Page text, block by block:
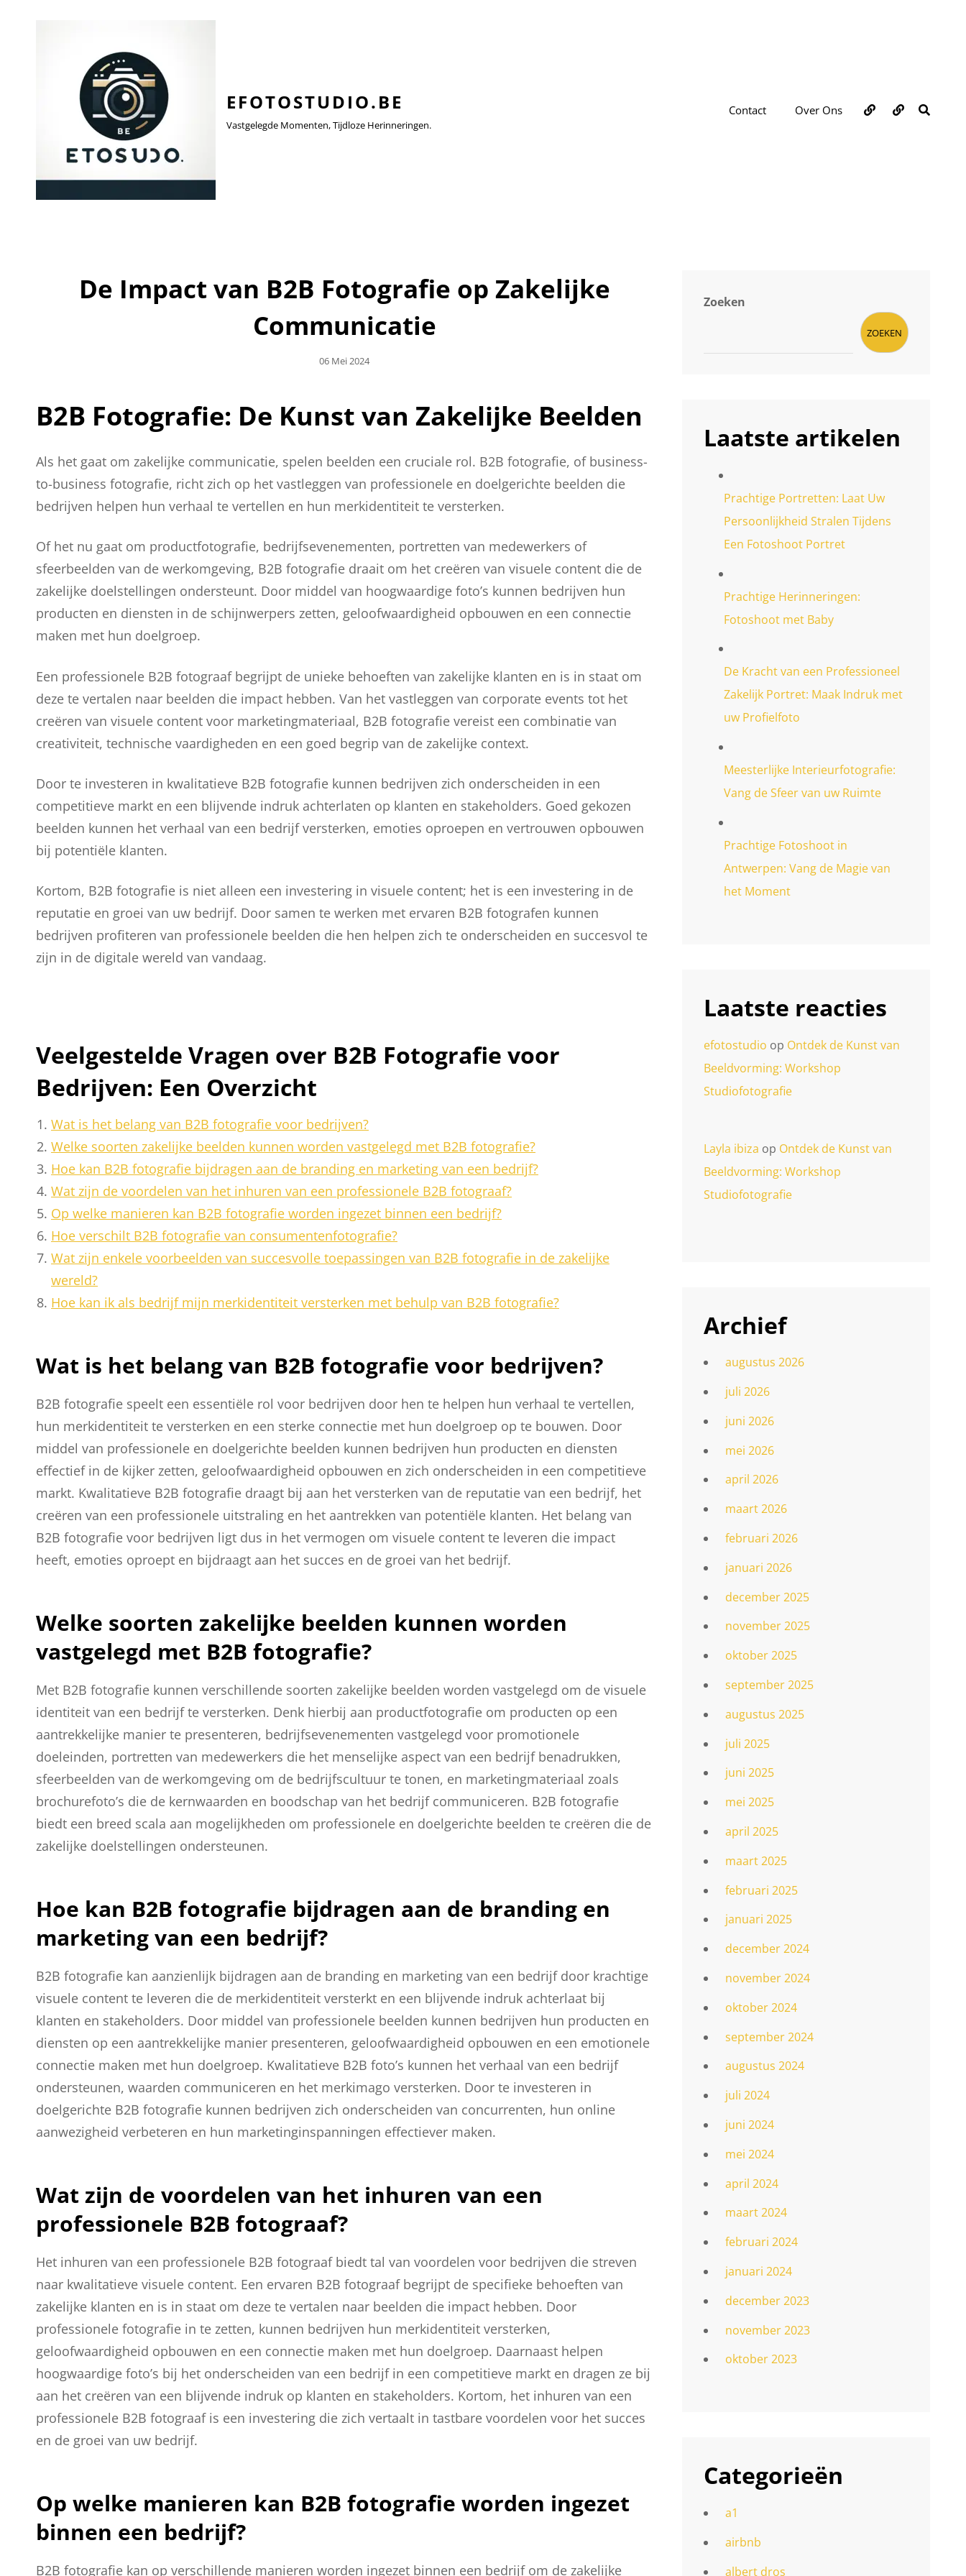
EFOTOSTUDIO.BE
Vastgelegde Momenten, Tijdloze Herinneringen.
Contact Over Ons Over
ons
Contact
De Impact van B2B Fotografie op Zakelijke
Communicatie
Geplaatst
06 Mei 2024
B2B Fotografie: De Kunst van Zakelijke Beelden
Als het gaat om zakelijke communicatie, spelen beelden een cruciale rol. B2B fotografie, of business-
to-business fotografie, richt zich op het vastleggen van professionele en doelgerichte beelden die
bedrijven helpen hun verhaal te vertellen en hun merkidentiteit te versterken.
Of het nu gaat om productfotografie, bedrijfsevenementen, portretten van medewerkers of
sfeerbeelden van de werkomgeving, B2B fotografie draait om het creëren van visuele content die de
zakelijke doelstellingen ondersteunt. Door middel van hoogwaardige foto’s kunnen bedrijven hun
producten en diensten in de schijnwerpers zetten, geloofwaardigheid opbouwen en een connectie
maken met hun doelgroep.
Een professionele B2B fotograaf begrijpt de unieke behoeften van zakelijke klanten en is in staat om
deze te vertalen naar beelden die impact hebben. Van het vastleggen van corporate events tot het
creëren van visuele content voor marketingmateriaal, B2B fotografie vereist een combinatie van
creativiteit, technische vaardigheden en een goed begrip van de zakelijke context.
Door te investeren in kwalitatieve B2B fotografie kunnen bedrijven zich onderscheiden in een
competitieve markt en een blijvende indruk achterlaten op klanten en stakeholders. Goed gekozen
beelden kunnen het verhaal van een bedrijf versterken, emoties oproepen en vertrouwen opbouwen
bij potentiële klanten.
Kortom, B2B fotografie is niet alleen een investering in visuele content; het is een investering in de
reputatie en groei van uw bedrijf. Door samen te werken met ervaren B2B fotografen kunnen
bedrijven profiteren van professionele beelden die hen helpen zich te onderscheiden en succesvol te
zijn in de digitale wereld van vandaag.
Veelgestelde Vragen over B2B Fotografie voor
Bedrijven: Een Overzicht
Wat is het belang van B2B fotografie voor bedrijven?
Welke soorten zakelijke beelden kunnen worden vastgelegd met B2B fotografie?
Hoe kan B2B fotografie bijdragen aan de branding en marketing van een bedrijf?
Wat zijn de voordelen van het inhuren van een professionele B2B fotograaf?
Op welke manieren kan B2B fotografie worden ingezet binnen een bedrijf?
Hoe verschilt B2B fotografie van consumentenfotografie?
Wat zijn enkele voorbeelden van succesvolle toepassingen van B2B fotografie in de zakelijke
wereld?
Hoe kan ik als bedrijf mijn merkidentiteit versterken met behulp van B2B fotografie?
Wat is het belang van B2B fotografie voor bedrijven?
B2B fotografie speelt een essentiële rol voor bedrijven door hen te helpen hun verhaal te vertellen,
hun merkidentiteit te versterken en een sterke connectie met hun doelgroep op te bouwen. Door
middel van professionele en doelgerichte beelden kunnen bedrijven hun producten en diensten
effectief in de kijker zetten, geloofwaardigheid opbouwen en zich onderscheiden in een competitieve
markt. Kwalitatieve B2B fotografie draagt bij aan het versterken van de reputatie van een bedrijf, het
creëren van een professionele uitstraling en het aantrekken van potentiële klanten. Het belang van
B2B fotografie voor bedrijven ligt dus in het vermogen om visuele content te leveren die impact
heeft, emoties oproept en bijdraagt aan het succes en de groei van het bedrijf.
Welke soorten zakelijke beelden kunnen worden
vastgelegd met B2B fotografie?
Met B2B fotografie kunnen verschillende soorten zakelijke beelden worden vastgelegd om de visuele
identiteit van een bedrijf te versterken. Denk hierbij aan productfotografie om producten op een
aantrekkelijke manier te presenteren, bedrijfsevenementen vastgelegd voor promotionele
doeleinden, portretten van medewerkers die het menselijke aspect van een bedrijf benadrukken,
sfeerbeelden van de werkomgeving om de bedrijfscultuur te tonen, en marketingmateriaal zoals
brochurefoto’s die de kernwaarden en boodschap van het bedrijf communiceren. B2B fotografie
biedt een breed scala aan mogelijkheden om professionele en doelgerichte beelden te creëren die de
zakelijke doelstellingen ondersteunen.
Hoe kan B2B fotografie bijdragen aan de branding en
marketing van een bedrijf?
B2B fotografie kan aanzienlijk bijdragen aan de branding en marketing van een bedrijf door krachtige
visuele content te leveren die de merkidentiteit versterkt en een blijvende indruk achterlaat bij
klanten en stakeholders. Door middel van professionele beelden kunnen bedrijven hun producten en
diensten op een aantrekkelijke manier presenteren, geloofwaardigheid opbouwen en een emotionele
connectie maken met hun doelgroep. Kwalitatieve B2B foto’s kunnen het verhaal van een bedrijf
ondersteunen, waarden communiceren en het merkimago versterken. Door te investeren in
doelgerichte B2B fotografie kunnen bedrijven zich onderscheiden van concurrenten, hun online
aanwezigheid verbeteren en hun marketinginspanningen effectiever maken.
Wat zijn de voordelen van het inhuren van een
professionele B2B fotograaf?
Het inhuren van een professionele B2B fotograaf biedt tal van voordelen voor bedrijven die streven
naar kwalitatieve visuele content. Een ervaren B2B fotograaf begrijpt de specifieke behoeften van
zakelijke klanten en is in staat om deze te vertalen naar beelden die impact hebben. Door
professionele fotografie in te zetten, kunnen bedrijven hun merkidentiteit versterken,
geloofwaardigheid opbouwen en een connectie maken met hun doelgroep. Daarnaast helpen
hoogwaardige foto’s bij het onderscheiden van een bedrijf in een competitieve markt en dragen ze bij
aan het creëren van een blijvende indruk op klanten en stakeholders. Kortom, het inhuren van een
professionele B2B fotograaf is een investering die zich vertaalt in tastbare voordelen voor het succes
en de groei van uw bedrijf.
Op welke manieren kan B2B fotografie worden ingezet
binnen een bedrijf?
B2B fotografie kan op verschillende manieren worden ingezet binnen een bedrijf om de zakelijke
Zoeken
ZOEKEN
Laatste artikelen
Prachtige Portretten: Laat Uw
Persoonlijkheid Stralen Tijdens
Een Fotoshoot Portret
Prachtige Herinneringen:
Fotoshoot met Baby
De Kracht van een Professioneel
Zakelijk Portret: Maak Indruk met
uw Profielfoto
Meesterlijke Interieurfotografie:
Vang de Sfeer van uw Ruimte
Prachtige Fotoshoot in
Antwerpen: Vang de Magie van
het Moment
Laatste reacties
efotostudio op Ontdek de Kunst van
Beeldvorming: Workshop
Studiofotografie
Layla ibiza op Ontdek de Kunst van
Beeldvorming: Workshop
Studiofotografie
Archief
augustus 2026
juli 2026
juni 2026
mei 2026
april 2026
maart 2026
februari 2026
januari 2026
december 2025
november 2025
oktober 2025
september 2025
augustus 2025
juli 2025
juni 2025
mei 2025
april 2025
maart 2025
februari 2025
januari 2025
december 2024
november 2024
oktober 2024
september 2024
augustus 2024
juli 2024
juni 2024
mei 2024
april 2024
maart 2024
februari 2024
januari 2024
december 2023
november 2023
oktober 2023
Categorieën
a1
airbnb
albert dros